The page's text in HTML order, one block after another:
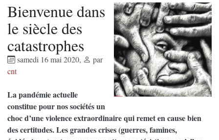
Bienvenue dans
le siècle des
catastrophes
samedi 16 mai 2020,
par
cnt
La pandémie actuelle
constitue pour nos sociétés un
choc d’une violence extraordinaire qui remet en cause bien
des certitudes. Les grandes crises (guerres, famines,